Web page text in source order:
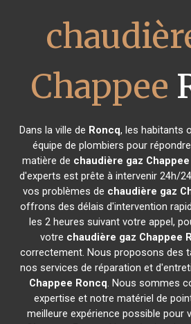
Chappee
Dans la ville de Roncq, les habitants
équipe de plombiers pour
matière de chaudière gaz Chappee
d'experts est prête à intervenir 24h/
vos problèmes de chaudière gaz
offrons des délais d'intervention
les 2 heures suivant votre appel,
votre chaudière gaz Chappee
correctement. Nous proposons des
nos services de réparation et
Chappee Roncq. Nous sommes
expertise et notre matériel de
meilleure expérience possible pour